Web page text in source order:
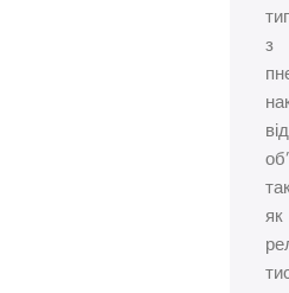
з
як